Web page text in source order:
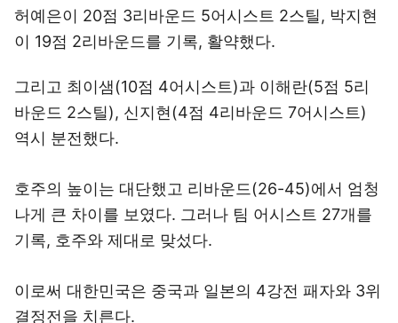
허예은이 20점 3리바운드 5어시스트 2스틸, 박지현
이 19점 2리바운드를 기록, 활약했다.
그리고 최이샘(10점 4어시스트)과 이해란(5점 5리
바운드 2스틸), 신지현(4점 4리바운드 7어시스트)
역시 분전했다.
호주의 높이는 대단했고 리바운드(26-45)에서 엄청
나게 큰 차이를 보였다. 그러나 팀 어시스트 27개를
기록, 호주와 제대로 맞섰다.
이로써 대한민국은 중국과 일본의 4강전 패자와 3위
결정전을 치른다.